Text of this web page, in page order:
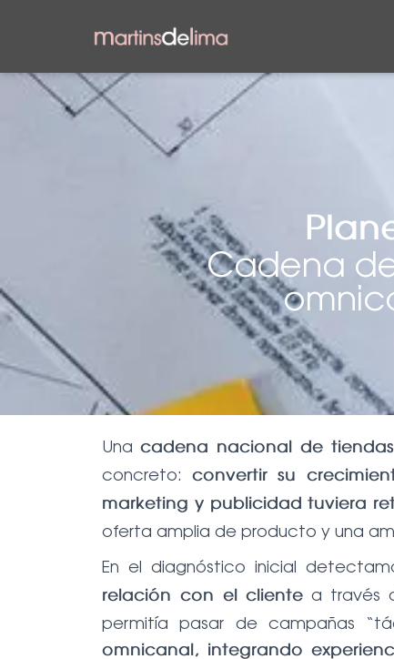
Cadena
Unacadena nacional de
concreto:
convertir su
marketing y publicidad tuviera
oferta amplia de producto y una
En el diagnóstico inicial
relación con el cliente a través
permitía pasar de campañas
omnicanal, integrando